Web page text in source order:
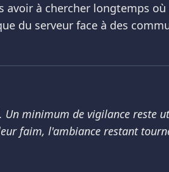
avoir à chercher longtemps
du serveur face à des
Un minimum de vigilance reste
faim, l'ambiance restant